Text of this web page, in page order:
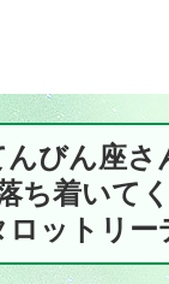
んびん座さ
ち着いて
ロットリー